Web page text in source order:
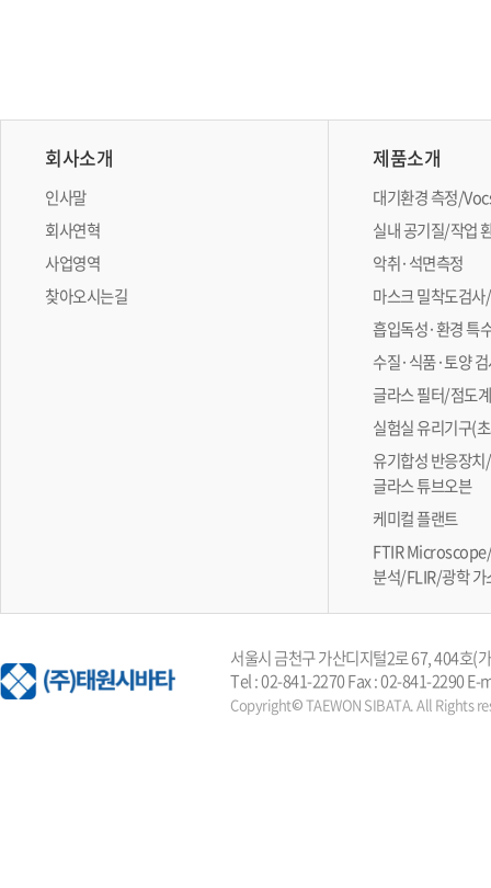
회사소개
인사말
회사연혁
사업영역
찾아오시는길
제품소개
대기환경 측정/
실내 공기질/작업
악취·석면측정
마스크 밀착도검
흡입독성·환경 특
수질·식품·토양
글라스 필터/점도
실험실 유리기구(
유기합성 반응장
글라스 튜브오븐
케미컬 플랜트
FTIR
분석/FLIR/광학 가
서울시 금천구 가산디지털2로 67, 404호(
Tel : 02-841-2270 Fax : 02-841-2290
Copyright© TAEWON SIBATA. All Rights